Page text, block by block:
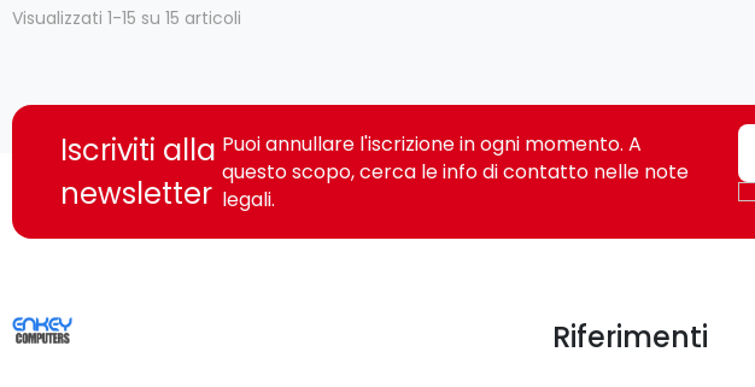
Visualizzati 1-15 su 15 articoli
Iscriviti alla
newsletter
Puoi annullare l'iscrizione in ogni momento. A
questo scopo, cerca le info di contatto nelle note
legali.
Riferimenti